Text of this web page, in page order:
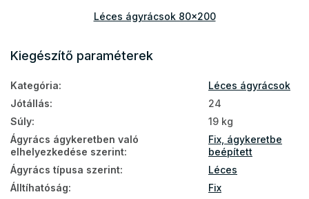
Léces ágyrácsok 80x200
Kiegészítő paraméterek
Kategória:
Léces ágyrácsok
Jótállás:
24
Súly:
19 kg
Ágyrács ágykeretben való
elhelyezkedése szerint:
Fix, ágykeretbe
beépített
Ágyrács típusa szerint:
Léces
Álltíhatóság:
Fix